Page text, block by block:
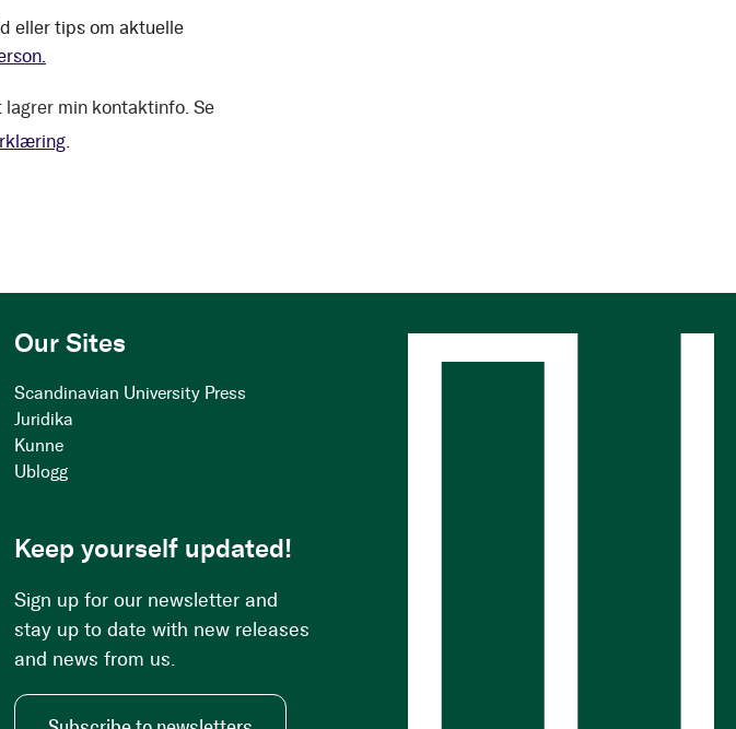
eller tips om aktuelle
min kontaktinfo. Se
.
Our Sites
Scandinavian University Press
Juridika
Kunne
Ublogg
Keep yourself updated!
Sign up for our newsletter and
stay up to date with new releases
and news from us.